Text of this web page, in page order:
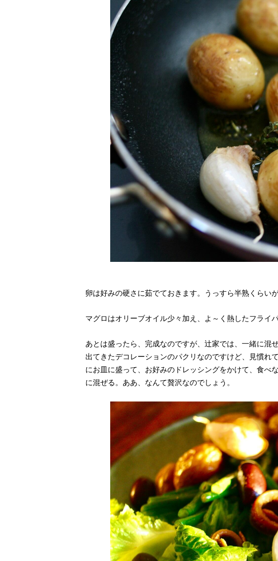
卵は好みの硬さに茹でておきます。うっすら半熟くらい
マグロはオリーブオイル少々加え、よ～く熱したフライ
あとは盛ったら、完成なのですが、辻家では、一緒に混
出てきたデコレーションのパクリなのですけど、見慣れ
にお皿に盛って、お好みのドレッシングをかけて、食べ
に混ぜる。ああ、なんて贅沢なのでしょう。